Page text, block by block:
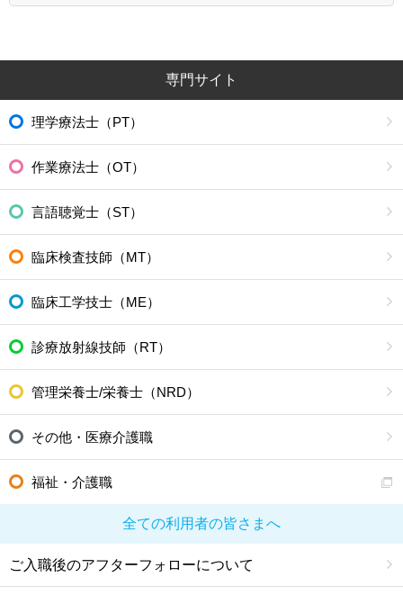
専門サイト
理学療法士（PT）
作業療法士（OT）
言語聴覚士（ST）
臨床検査技師（MT）
臨床工学技士（ME）
診療放射線技師（RT）
管理栄養士/栄養士（NRD）
その他・医療介護職
福祉・介護職
全ての利用者の皆さまへ
ご入職後のアフターフォローについて